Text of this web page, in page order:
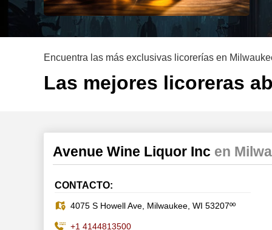
Encuentra las más exclusivas licorerías en
Las mejores licoreras
Avenue Wine Liquor Inc en
CONTACTO:
4075 S Howell Ave, Milwaukee, WI 53207ºº
+1 4144813500